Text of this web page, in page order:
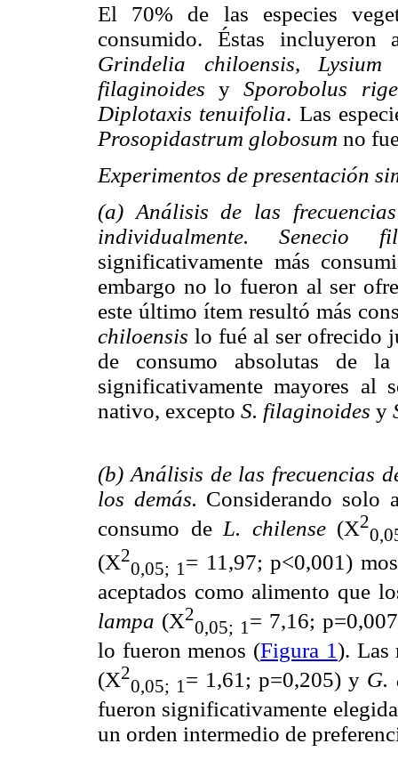
El 70% de las especies
consumido. Éstas
Grindelia chiloensis, Lysium
filaginoides ySporobolus
Diplotaxis tenuifolia. Las
Prosopidastrum globosum no
Experimentos de presentación
(a) Análisis de las
individualmente.
significativamente más
embargo no lo fueron al ser
este último ítem resultó más
chiloensis lo fué al ser ofrecido
de consumo absolutas de
significativamente mayores al
nativo, excepto S. filaginoides y
(b) Análisis de las frecuencias
los demás. Considerando solo
consumo de L. chilense (X2
(X2
0,05; 1 = 11,97; p<0,001)
aceptados como alimento que
lampa (X2
0,05; 1 = 7,16;
lo fueron menos (Figura 1). Las
(X2
0,05; 1 = 1,61; p=0,205) y G.
fueron significativamente
un orden intermedio de